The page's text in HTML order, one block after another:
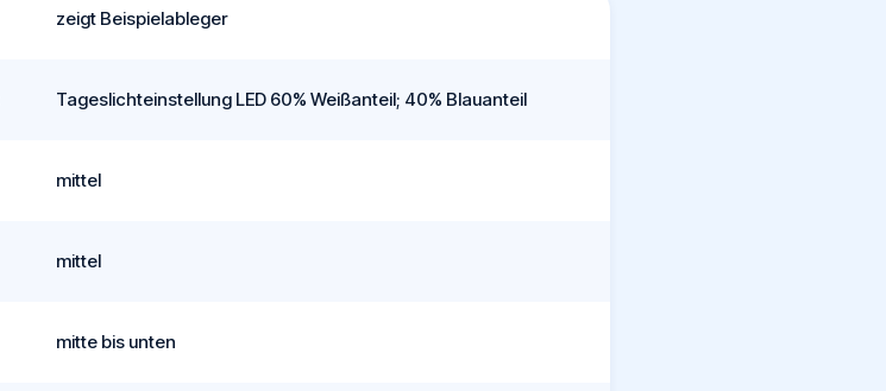
zeigt Beispielableger
Tageslichteinstellung LED 60% Weißanteil; 40% Blauanteil
mittel
mittel
mitte bis unten